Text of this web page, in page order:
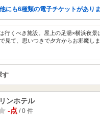
他にも6種類の電子チケットがあり
行くべき施設。屋上の足湯×横浜夜景
見て、思いつきで夕方からお邪魔し
す
ンホテル
-点/ 0 件